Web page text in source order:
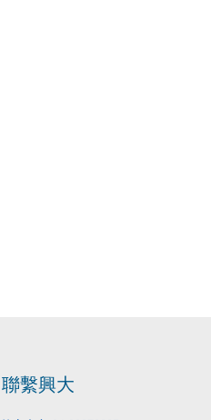
聯繫興大